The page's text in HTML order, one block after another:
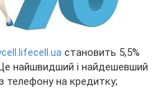
становить 5,5%
найшвидший і найдешевший
телефону на кредитку;